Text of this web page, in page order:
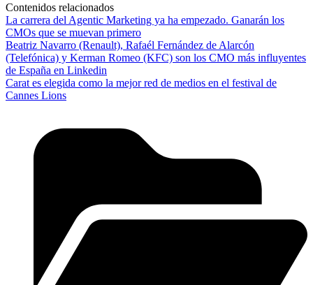
Contenidos relacionados
La carrera del Agentic Marketing ya ha empezado. Ganarán los
CMOs que se muevan primero
Beatriz Navarro (Renault), Rafaél Fernández de Alarcón
(Telefónica) y Kerman Romeo (KFC) son los CMO más influyentes
de España en Linkedin
Carat es elegida como la mejor red de medios en el festival de
Cannes Lions